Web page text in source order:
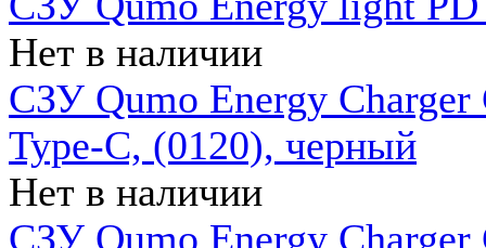
Нет в наличии
СЗУ Qumo Energy
Type-C, (0120), черный
Нет в наличии
СЗУ Qumo Energy